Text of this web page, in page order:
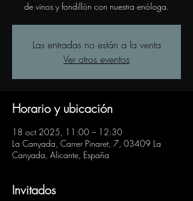
de vinos y fondillón con nuestra enóloga.
Las entradas no están a la venta
Ver otros eventos
Horario y ubicación
18 oct 2025, 11:00 – 12:30
La Canyada, Carrer Pinaret, 7, 03409 La
Canyada, Alicante, España
Invitados